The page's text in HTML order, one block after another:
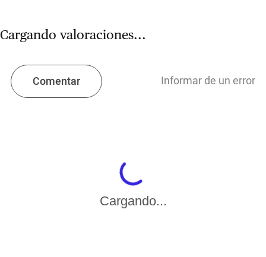
Cargando valoraciones...
Comentar Informar de un error
Cargando...